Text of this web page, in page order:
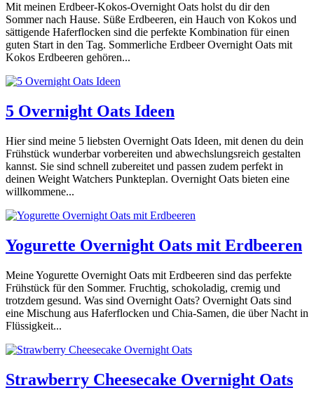
Mit meinen Erdbeer-Kokos-Overnight Oats holst du dir den
Sommer nach Hause. Süße Erdbeeren, ein Hauch von Kokos und
sättigende Haferflocken sind die perfekte Kombination für einen
guten Start in den Tag. Sommerliche Erdbeer Overnight Oats mit
Kokos Erdbeeren gehören...
5 Overnight Oats Ideen
Hier sind meine 5 liebsten Overnight Oats Ideen, mit denen du dein
Frühstück wunderbar vorbereiten und abwechslungsreich gestalten
kannst. Sie sind schnell zubereitet und passen zudem perfekt in
deinen Weight Watchers Punkteplan. Overnight Oats bieten eine
willkommene...
Yogurette Overnight Oats mit Erdbeeren
Meine Yogurette Overnight Oats mit Erdbeeren sind das perfekte
Frühstück für den Sommer. Fruchtig, schokoladig, cremig und
trotzdem gesund. Was sind Overnight Oats? Overnight Oats sind
eine Mischung aus Haferflocken und Chia-Samen, die über Nacht in
Flüssigkeit...
Strawberry Cheesecake Overnight Oats